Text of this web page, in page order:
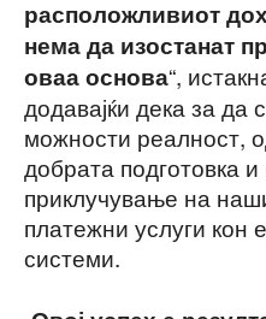
расположливиот
нема да изостанат
оваа основа“,
додавајќи дека за да
можности реалност,
добрата подготовка
приклучување на
платежни услуги кон
системи.